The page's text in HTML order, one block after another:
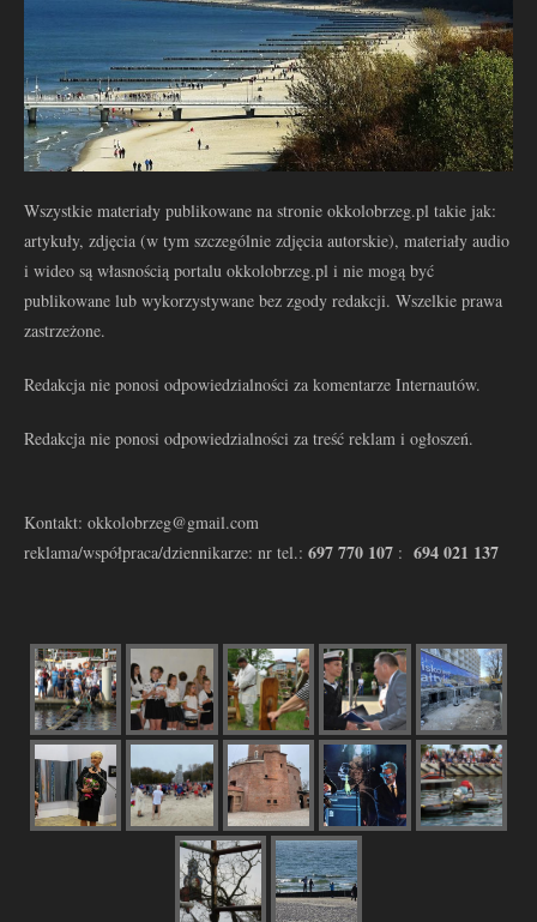
Wszystkie materiały publikowane na stronie okkolobrzeg.pl takie jak:
artykuły, zdjęcia (w tym szczególnie zdjęcia autorskie), materiały audio
i wideo są własnością portalu okkolobrzeg.pl i nie mogą być
publikowane lub wykorzystywane bez zgody redakcji. Wszelkie prawa
zastrzeżone.
Redakcja nie ponosi odpowiedzialności za komentarze Internautów.
Redakcja nie ponosi odpowiedzialności za treść reklam i ogłoszeń.
Kontakt: okkolobrzeg@gmail.com
reklama/współpraca/dziennikarze: nr tel.: 697 770 107 : 694 021 137